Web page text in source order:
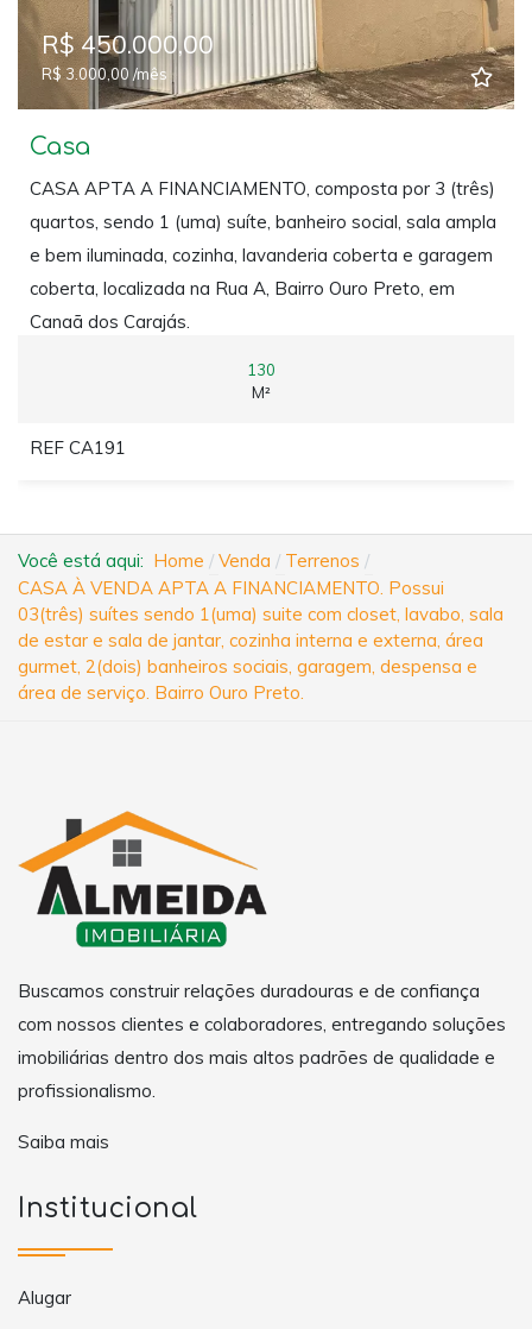
R$ 450.000,00
R$ 3.000,00 /mês
Casa
CASA APTA A FINANCIAMENTO, composta por 3 (três)
quartos, sendo 1 (uma) suíte, banheiro social, sala ampla
e bem iluminada, cozinha, lavanderia coberta e garagem
coberta, localizada na Rua A, Bairro Ouro Preto, em
Canaã dos Carajás.
130
M²
REF CA191
Você está aqui: Home Venda
Terrenos
CASA À VENDA APTA A FINANCIAMENTO. Possui
03(três) suítes sendo 1(uma) suite com closet, lavabo, sala
de estar e sala de jantar, cozinha interna e externa, área
gurmet, 2(dois) banheiros sociais, garagem, despensa e
área de serviço. Bairro Ouro Preto.
Buscamos construir relações duradouras e de confiança
com nossos clientes e colaboradores, entregando soluções
imobiliárias dentro dos mais altos padrões de qualidade e
profissionalismo.
Saiba mais
Institucional
Alugar